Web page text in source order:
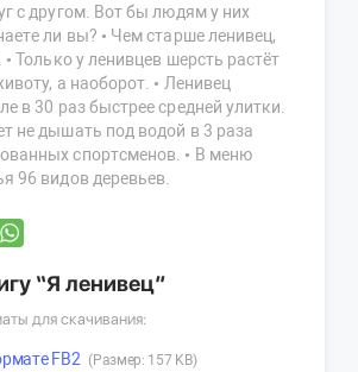
с другом. Вот бы людям у них
ли вы? • Чем старше ленивец,
• Только у ленивцев шерсть растёт
а наоборот. • Ленивец
в 30 раз быстрее средней улитки.
не дышать под водой в 3 раза
спортсменов. • В меню
96 видов деревьев.
“Я ленивец”
для скачивания:
FB2 (Размер: 157 KB)